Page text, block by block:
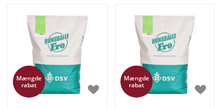
Mængde
rabat
Mængde
rabat